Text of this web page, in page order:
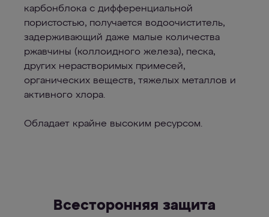
карбонблока с дифференциальной
пористостью, получается водоочиститель,
задерживающий даже малые количества
ржавчины (коллоидного железа), песка,
других нерастворимых примесей,
органических веществ, тяжелых металлов и
активного хлора.
Обладает крайне высоким ресурсом.
Всесторонняя защита